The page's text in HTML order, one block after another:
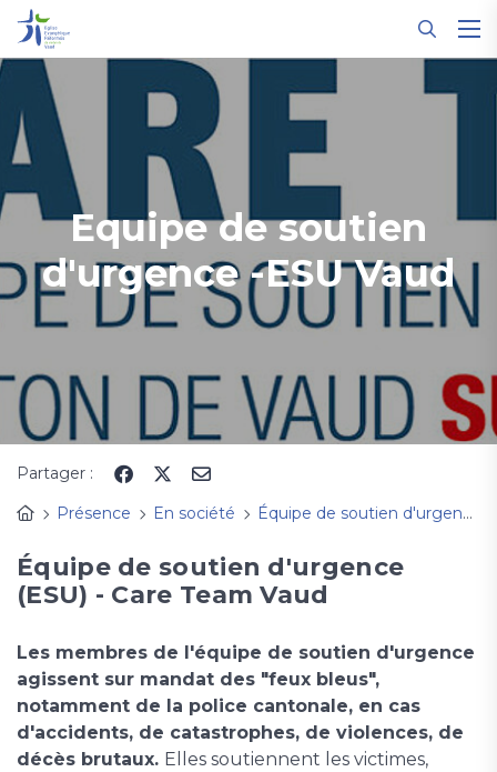
Equipe de soutien
d'urgence -ESU Vaud
Partager :
Présence
En société Équipe de soutien d'urgence - ESU Vaud
Équipe de soutien d'urgence
(ESU) - Care Team Vaud
Les membres de l'équipe de soutien d'urgence
agissent sur mandat des "feux bleus",
notamment de la police cantonale, en cas
d'accidents, de catastrophes, de violences, de
décès brutaux. Elles soutiennent les victimes,
Panneau de gestion des cookies